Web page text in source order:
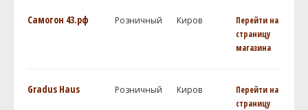
Самогон 43.рф Розничный Киров
Перейти на
страницу
магазина
Gradus Haus Розничный Киров
Перейти на
страницу